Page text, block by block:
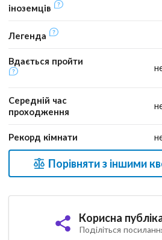
іноземців
Легенда
Вдається пройти
Середній час
проходження
Рекорд кімнати
Порівняти з іншими
Корисна
Поділіться